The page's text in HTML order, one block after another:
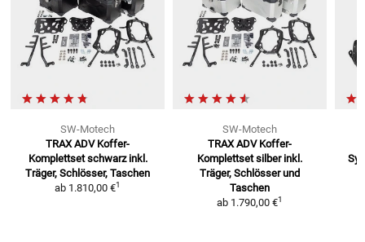
SW-Motech
TRAX ADV Koffer-
Komplettset schwarz inkl.
Träger, Schlösser, Taschen
ab 1.810,00 €1
SW-Motech
TRAX ADV Koffer-
Komplettset silber inkl.
Träger, Schlösser und
Taschen
ab 1.790,00 €1